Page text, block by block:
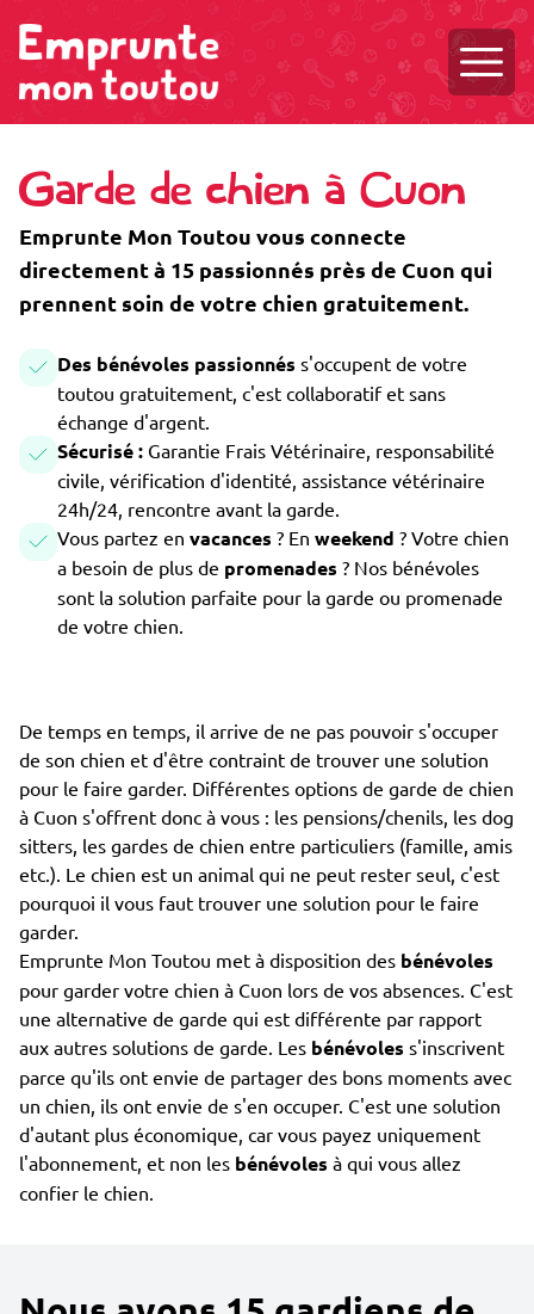
Garde de chien à Cuon
Emprunte Mon Toutou vous connecte
directement à 15 passionnés près de Cuon qui
prennent soin de votre chien gratuitement.
Des bénévoles passionnés s'occupent de votre
toutou gratuitement, c'est collaboratif et sans
échange d'argent.
Sécurisé : Garantie Frais Vétérinaire, responsabilité
civile, vérification d'identité, assistance vétérinaire
24h/24, rencontre avant la garde.
Vous partez en vacances ? En weekend ? Votre chien
a besoin de plus de promenades ? Nos bénévoles
sont la solution parfaite pour la garde ou promenade
de votre chien.
De temps en temps, il arrive de ne pas pouvoir s'occuper
de son chien et d'être contraint de trouver une solution
pour le faire garder. Différentes options de garde de chien
à Cuon s'offrent donc à vous : les pensions/chenils, les dog
sitters, les gardes de chien entre particuliers (famille, amis
etc.). Le chien est un animal qui ne peut rester seul, c'est
pourquoi il vous faut trouver une solution pour le faire
garder.
Emprunte Mon Toutou met à disposition des bénévoles
pour garder votre chien à Cuon lors de vos absences. C'est
une alternative de garde qui est différente par rapport
aux autres solutions de garde. Les bénévoles s'inscrivent
parce qu'ils ont envie de partager des bons moments avec
un chien, ils ont envie de s'en occuper. C'est une solution
d'autant plus économique, car vous payez uniquement
l'abonnement, et non les bénévoles à qui vous allez
confier le chien.